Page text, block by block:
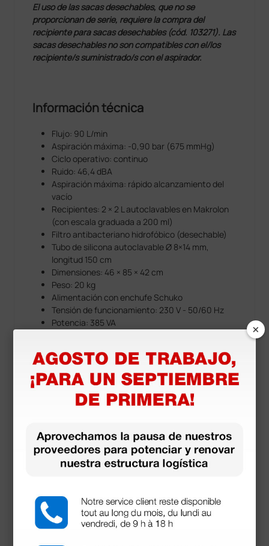
El uso de las sacas desechables, que no se
proporcionan de serie, requiere la compra del
recipiente para sacas desechables (cód. 103271). Las
sacas desechables no son compatibles con el/los
recipiente/s suministrado/s con el aspirador.
Información técnica
Flujo: 90 L/min
Aspiración máxima: -0,90 bar (675 mmHg)
Ciclo operativo: continuo
Ruido: 46,4 dBA
Aspiración máxima: rápido alcanzamiento del
vacío
Recipientes: 2 × 2 L autoclavables en Makrolon
(con escala graduada a 200 ml)
Filtro antibacteriano hidrofóbico (desechable)
Tubo de silicona autoclavable Ø 8×14 mm,
longitud 150 cm
Dimensiones: 46 × 85 × 42 cm
Peso: 20 kg
Alimentación con enchufe Schuko
Tensión de funcionamiento: 230 V - 50/60 Hz
Potencia: 385 VA
Documentos
descargables
Certificado CE
Accesorios
×